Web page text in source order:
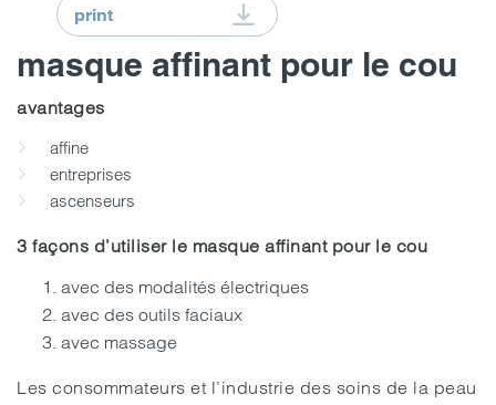
print
masque affinant pour le cou
avantages
affine
entreprises
ascenseurs
3 façons d’utiliser le masque affinant pour le cou
avec des modalités électriques
avec des outils faciaux
avec massage
Les consommateurs et l’industrie des soins de la peau